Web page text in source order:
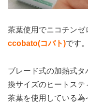
茶葉使用でニコチンゼ
ccobato(コバト)です。
ブレード式の加熱式
換サイズのヒートステ
茶葉を使用している